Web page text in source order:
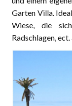
Garten Villa.
Wiese, die
Radschlagen,